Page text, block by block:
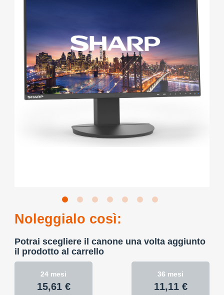
Noleggialo così:
Potrai scegliere il canone una volta aggiunto
il prodotto al carrello
24 mesi
15,61 €
36 mesi
11,11 €